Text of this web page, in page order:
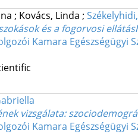
; Kovács, Linda ;
és a fogorvosi
Kamara
vizsgálata:
Kamara